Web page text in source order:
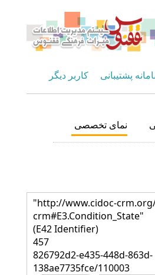
پشتیبانی کاربر دیگر
نمای تخصصی
"http://www.cidoc-
crm#E3.Condition_State"
(E42 Identifier)
457
826792d2-e435-448d-863d-
138ae7735fce/110003